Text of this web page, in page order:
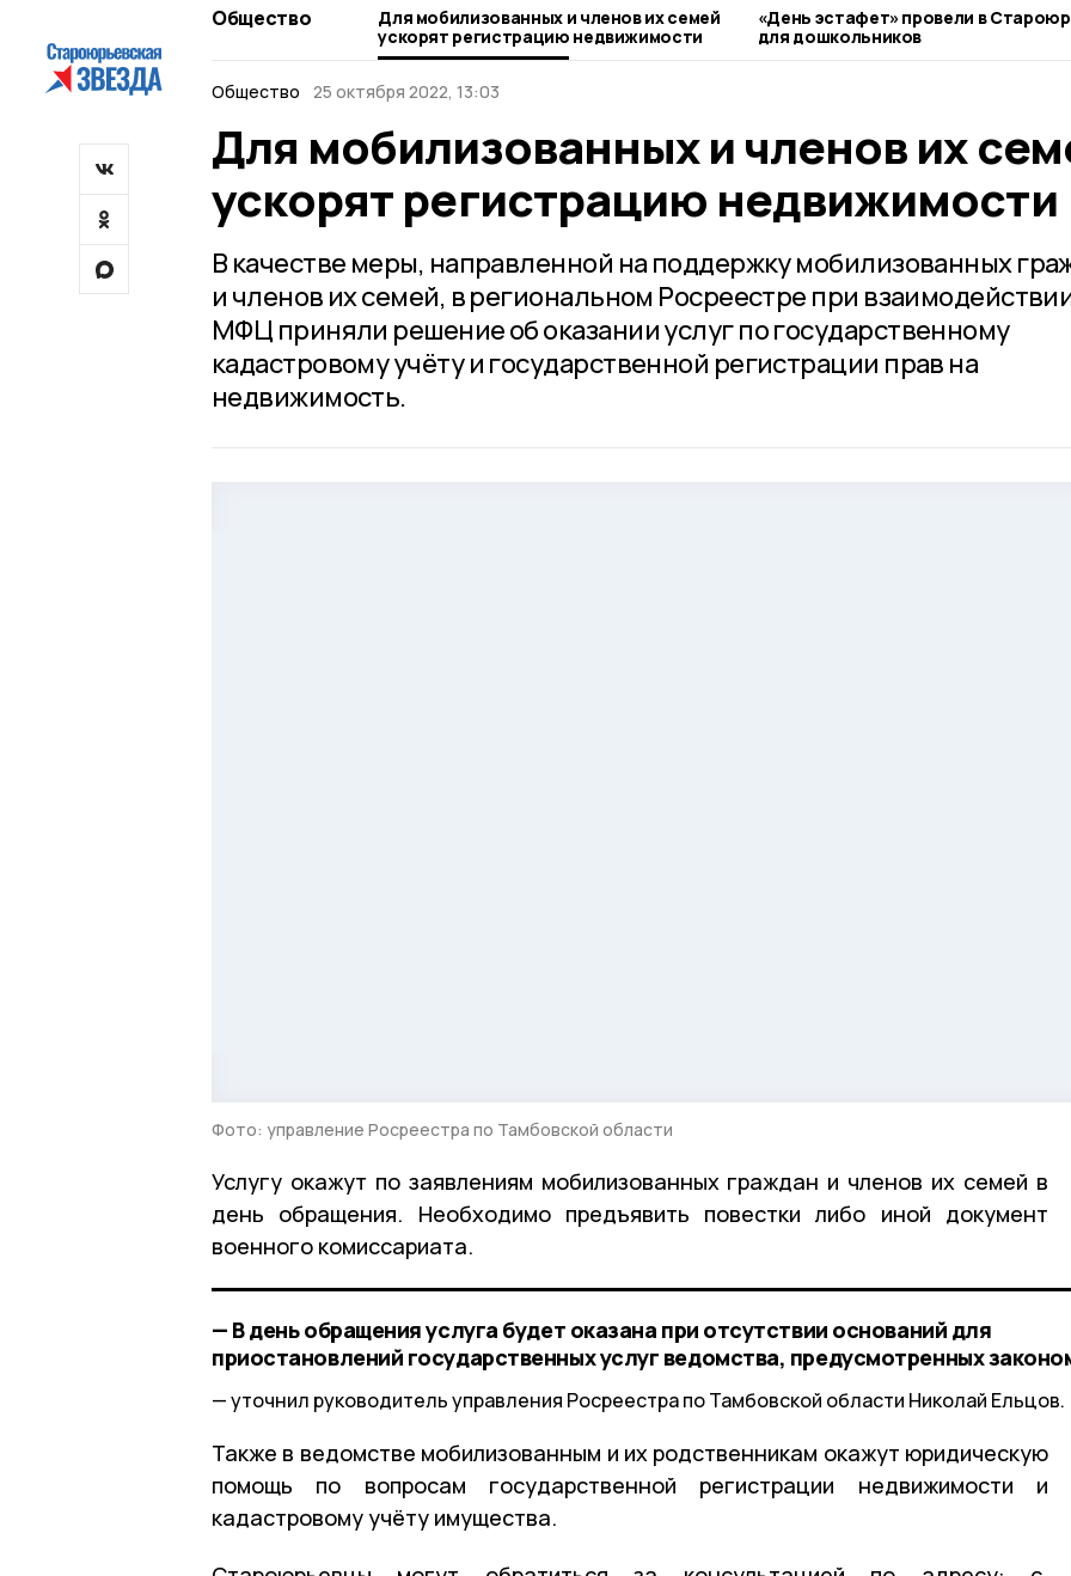
Общество
Для мобилизованных и членов их семей
ускорят регистрацию недвижимости
«День эстафет» провели в
для дошкольников
Общество 25 октября 2022, 13:03
Для мобилизованных и членов их
ускорят регистрацию недвижимости
В качестве меры, направленной на поддержку мобилизованных
и членов их семей, в региональном Росреестре при
МФЦ приняли решение об оказании услуг по государственному
кадастровому учёту и государственной регистрации прав на
недвижимость.
Фото: управление Росреестра по Тамбовской области
Услугу окажут по заявлениям мобилизованных граждан и членов их семей в
день обращения. Необходимо предъявить повестки либо иной документ
военного комиссариата.
— В день обращения услуга будет оказана при отсутствии оснований для
приостановлений государственных услуг ведомства, предусмотренных
уточнил руководитель управления Росреестра по Тамбовской области Николай Ельцов.
Также в ведомстве мобилизованным и их родственникам окажут юридическую
помощь по вопросам государственной регистрации недвижимости и
кадастровому учёту имущества.